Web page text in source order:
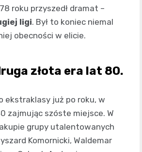
roku przyszedł dramat –
ligi. Był to koniec niemal
obecności w elicie.
złota era lat 80.
ekstraklasy już po roku, w
zajmując szóste miejsce. W
grupy utalentowanych
Komornicki, Waldemar